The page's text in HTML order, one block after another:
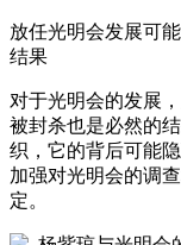
放任光明会发展可
结果
对于光明会的发展
被封杀也是必然的
织，它的背后可能
加强对光明会的调
定。